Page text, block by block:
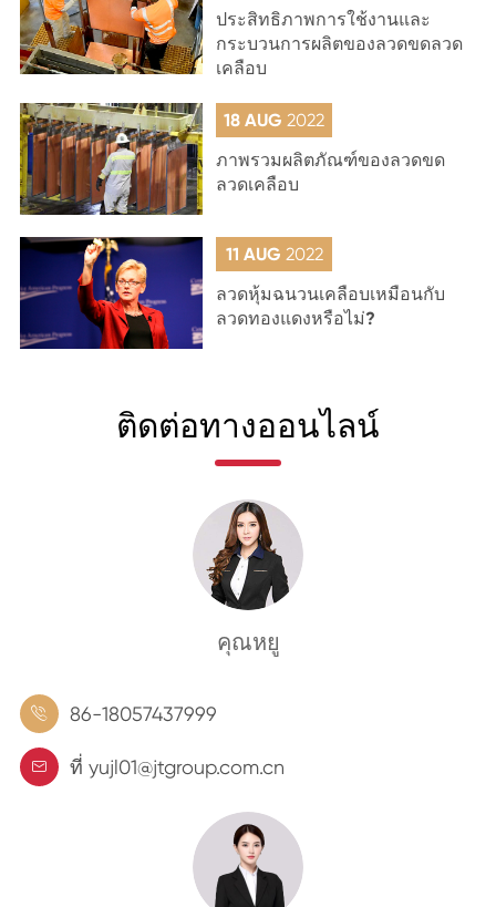
ประสิทธิภาพการใช้งานและ
กระบวนการผลิตของลวดขดลวด
เคลือบ
18 AUG2022
ภาพรวมผลิตภัณฑ์ของลวดขด
ลวดเคลือบ
11 AUG 2022
ลวดหุ้มฉนวนเคลือบเหมือนกับ
ลวดทองแดงหรือไม่?
ติดต่อทางออนไลน์
คุณหยู
 86-18057437999
 ที่ yujl01@jtgroup.com.cn